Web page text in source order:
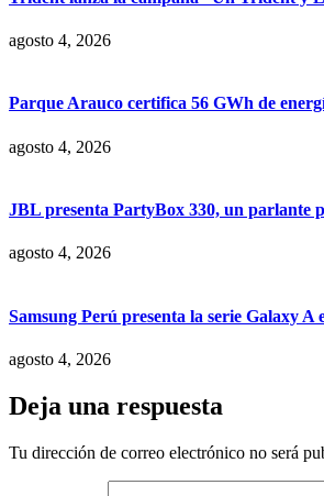
agosto 4, 2026
Parque Arauco certifica 56 GWh de
agosto 4, 2026
JBL presenta PartyBox 330, un parlante
agosto 4, 2026
Samsung Perú presenta la serie Galaxy
agosto 4, 2026
Deja una respuesta
Tu dirección de correo electrónico no será